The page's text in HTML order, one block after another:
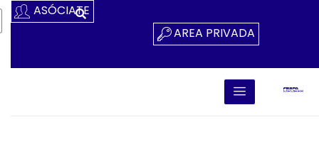
Ir
Al
ASÓCIATE
AREA PRIVADA